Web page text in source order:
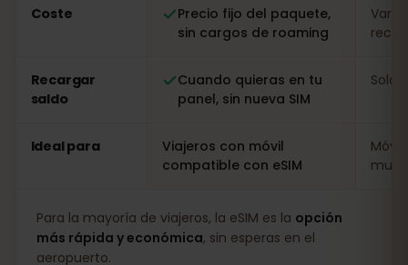
Coste
Precio fijo del paquete,
sin cargos de roaming
Recargar
saldo
Cuando quieras en tu
panel, sin nueva SIM
Solo
Ideal para
Viajeros con móvil
compatible con eSIM
muy
Para la mayoría de viajeros, la eSIM es la opción
más rápida y económica, sin esperas en el
aeropuerto.